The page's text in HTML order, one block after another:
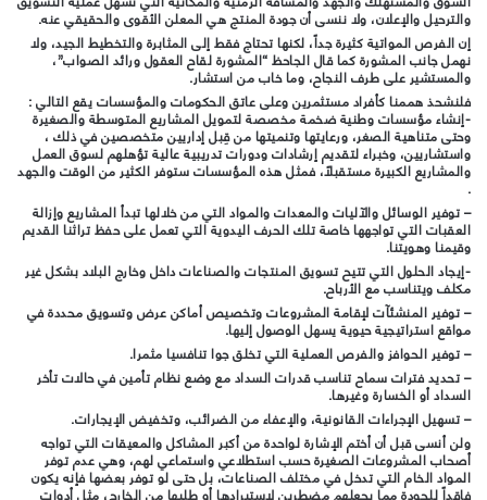
والترحيل والإعلان، ولا ننسى أن جودة المنتج هي المعلن الأقوى والحقيقي عنه.
إن الفرص المواتية كثيرة جداً، لكنها تحتاج فقط إلى المثابرة والتخطيط الجيد، ولا
نهمل جانب المشورة كما قال الجاحظ “المشورة لقاح العقول ورائد الصواب”،
والمستشير على طرف النجاح، وما خاب من استشار.
فلنشحذ هممنا كأفراد مستثمرين وعلى عاتق الحكومات والمؤسسات يقع التالي :
-إنشاء مؤسسات وطنية ضخمة مخصصة لتمويل المشاريع المتوسطة والصغيرة
وحتى متناهية الصغر، ورعايتها وتنميتها من قِبل إداريين متخصصين في ذلك ،
واستشاريين، وخبراء لتقديم إرشادات ودورات تدريبية عالية تؤهلهم لسوق العمل
والمشاريع الكبيرة مستقبلاً، فمثل هذه المؤسسات ستوفر الكثير من الوقت والجهد
.
– توفير الوسائل والآليات والمعدات والمواد التي من خلالها تبدأ المشاريع وإزالة
العقبات التي تواجهها خاصة تلك الحرف اليدوية التي تعمل على حفظ تراثنا القديم
وقيمنا وهويتنا.
-إيجاد الحلول التي تتيح تسويق المنتجات والصناعات داخل وخارج البلاد بشكل غير
مكلف ويتناسب مع الأرباح.
– توفير المنشئآت لإقامة المشروعات وتخصيص أماكن عرض وتسويق محددة في
مواقع استراتيجية حيوية يسهل الوصول إليها.
– توفير الحوافز والفرص العملية التي تخلق جوا تنافسيا مثمرا.
– تحديد فترات سماح تناسب قدرات السداد مع وضع نظام تأمين في حالات تأخر
السداد أو الخسارة وغيرها.
– تسهيل الإجراءات القانونية، والإعفاء من الضرائب، وتخفيض الإيجارات.
ولن أنسى قبل أن أختم الإشارة لواحدة من أكبر المشاكل والمعيقات التي تواجه
أصحاب المشروعات الصغيرة حسب استطلاعي واستماعي لهم، وهي عدم توفر
المواد الخام التي تدخل في مختلف الصناعات، بل حتى لو توفر بعضها فإنه يكون
فاقداً للجودة مما يجعلهم مضطرين لاستيرادها أو طلبها من الخارج، مثل أدوات